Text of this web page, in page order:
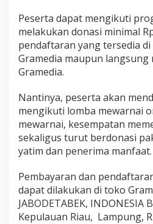
Peserta dapat mengikuti
melakukan donasi minimal
pendaftaran yang tersedia di
Gramedia maupun
Gramedia.
Nantinya, peserta akan
mengikuti lomba mewarnai
mewarnai, kesempatan
sekaligus turut berdonasi
yatim dan penerima manfaat.
Pembayaran dan
dapat dilakukan di toko
JABODETABEK, INDONESIA
Kepulauan Riau, Lampung,